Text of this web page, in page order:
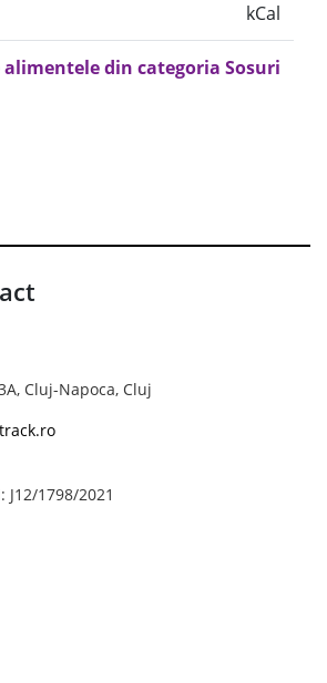
kCal
alimentele din categoria Sosuri
Cluj-Napoca, Cluj
1798/2021